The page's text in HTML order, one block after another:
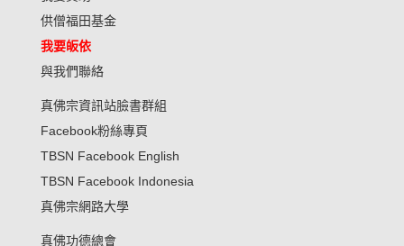
供僧福田基金
我要皈依
與我們聯絡
真佛宗資訊站臉書群組
Facebook粉絲專頁
TBSN Facebook English
TBSN Facebook Indonesia
真佛宗網路大學
真佛功德總會